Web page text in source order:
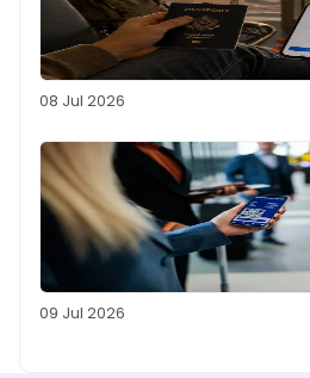
08 Jul 2026
09 Jul 2026